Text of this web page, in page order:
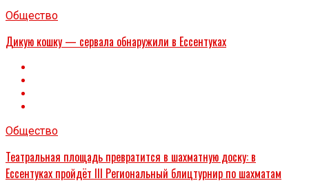
Общество
Дикую кошку — сервала обнаружили в Ессентуках
Общество
Театральная площадь превратится в шахматную доску: в
Ессентуках пройдёт III Региональный блицтурнир по шахматам